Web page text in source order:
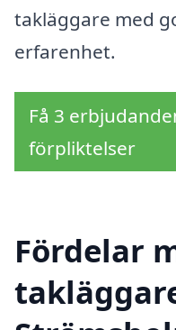
takläggare med
erfarenhet.
Få 3
förpliktelser
Fördelar